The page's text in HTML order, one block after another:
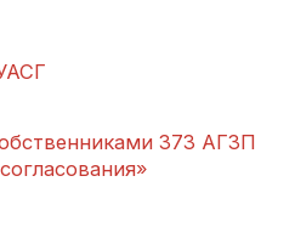
373 АГЗП